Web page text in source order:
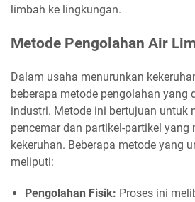
limbah ke lingkungan.
Metode Pengolahan Air
Dalam usaha menurunkan
beberapa metode pengolahan yang
industri. Metode ini bertujuan untuk
pencemar dan partikel-partikel yang
kekeruhan. Beberapa metode yang
meliputi:
Pengolahan Fisik: Proses ini